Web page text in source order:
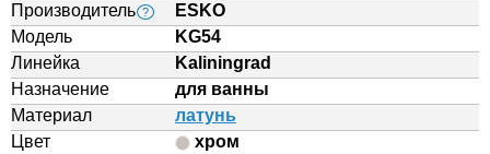
Производитель ?
ESKO
Модель
KG54
Линейка
Kaliningrad
Назначение
для ванны
Материал
латунь
Цвет
хром